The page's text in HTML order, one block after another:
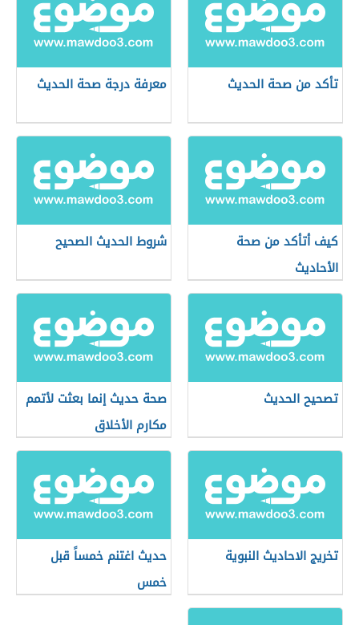
تأكد من صحة الحديث معرفة درجة صحة الحديث
كيف أتأكد من صحة
الأحاديث
شروط الحديث الصحيح
تصحيح الحديث
صحة حديث إنما بعثت لأتمم
مكارم الأخلاق
تخريج الاحاديث النبوية
حديث اغتنم خمساً قبل
خمس